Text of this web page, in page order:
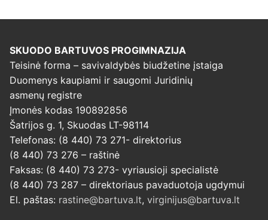
SKUODO BARTUVOS PROGIMNAZIJA
Teisinė forma – savivaldybės biudžetine įstaiga
Duomenys kaupiami ir saugomi Juridinių
asmenų registre
Įmonės kodas 190892856
Šatrijos g. 1, Skuodas LT-98114
Telefonas: (8 440) 73 271- direktorius
(8 440) 73 276 – raštinė
Faksas: (8 440) 73 273- vyriausioji specialistė
(8 440) 73 287 – direktoriaus pavaduotoja ugdymui
El. paštas: rastine@bartuva.lt, virginijus@bartuva.lt